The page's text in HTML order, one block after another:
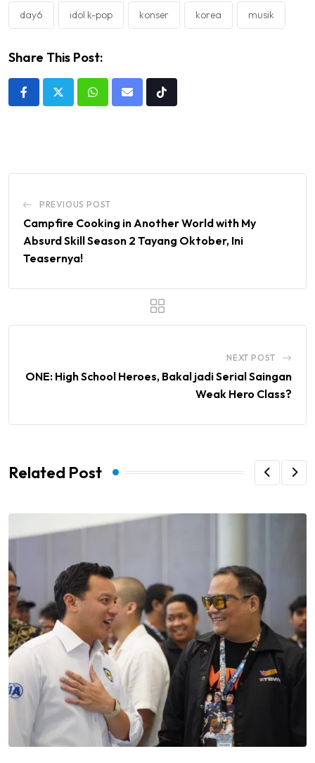
day6 idol k-pop konser korea musik
Share This Post:
Whatsapp
Share
Tiktok
PREVIOUS POST
Campfire Cooking in Another World with My
Absurd Skill Season 2 Tayang Oktober, Ini
Teasernya!
NEXT POST
ONE: High School Heroes, Bakal jadi Serial Saingan
Weak Hero Class?
Related Post